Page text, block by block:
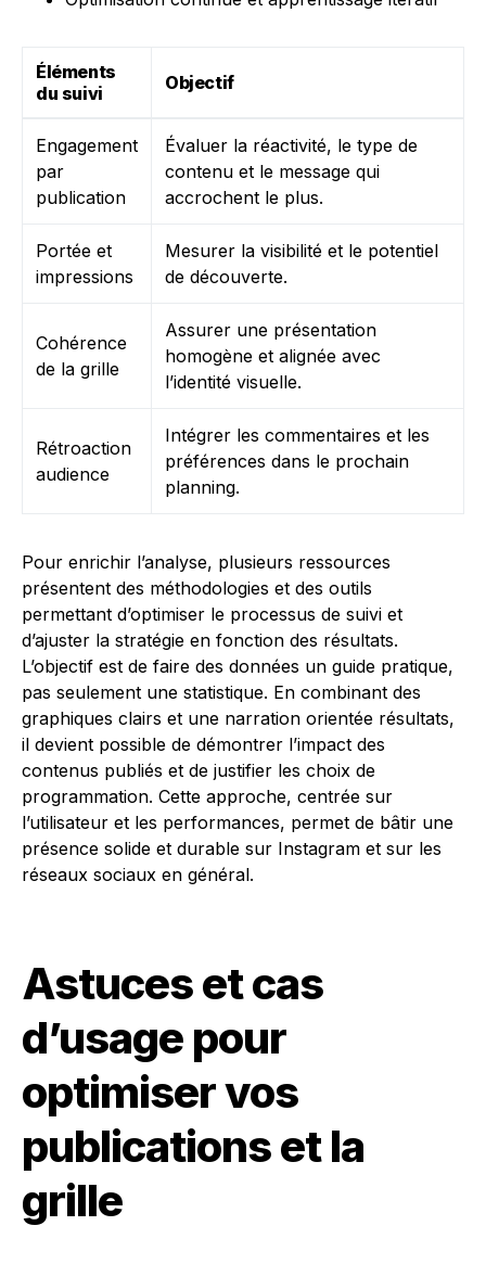
Éléments
du suivi
Objectif
Engagement
par
publication
Évaluer la réactivité, le type de
contenu et le message qui
accrochent le plus.
Portée et
impressions
Mesurer la visibilité et le potentiel
de découverte.
Cohérence
de la grille
Assurer une présentation
homogène et alignée avec
l’identité visuelle.
Rétroaction
audience
Intégrer les commentaires et les
préférences dans le prochain
planning.
Pour enrichir l’analyse, plusieurs ressources
présentent des méthodologies et des outils
permettant d’optimiser le processus de suivi et
d’ajuster la stratégie en fonction des résultats.
L’objectif est de faire des données un guide pratique,
pas seulement une statistique. En combinant des
graphiques clairs et une narration orientée résultats,
il devient possible de démontrer l’impact des
contenus publiés et de justifier les choix de
programmation. Cette approche, centrée sur
l’utilisateur et les performances, permet de bâtir une
présence solide et durable sur Instagram et sur les
réseaux sociaux en général.
Astuces et cas
d’usage pour
optimiser vos
publications et la
grille